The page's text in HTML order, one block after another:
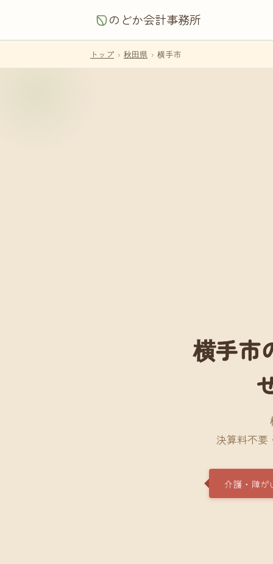
のどか会計事務所
トップ › 秋田県 › 横手市
横手市
決算料不要
介護・障が